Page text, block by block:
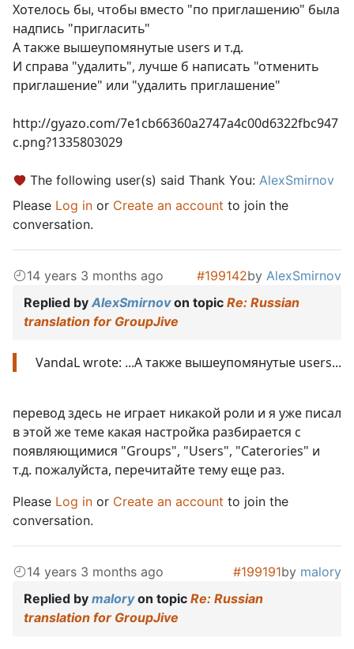
Хотелось бы, чтобы вместо "по приглашению" была
надпись "пригласить"
А также вышеупомянутые users и т.д.
И справа "удалить", лучше б написать "отменить
приглашение" или "удалить приглашение"
http://gyazo.com/7e1cb66360a2747a4c00d6322fbc947
c.png?1335803029
The following user(s) said Thank You: AlexSmirnov
Please Log in or Create an account to join the
conversation.
14 years 3 months ago #199142by AlexSmirnov
Replied by AlexSmirnovon topic Re: Russian
translation for GroupJive
VandaL wrote: ...А также вышеупомянутые users...
перевод здесь не играет никакой роли и я уже писал
в этой же теме какая настройка разбирается с
появляющимися "Groups", "Users", "Caterories" и
т.д. пожалуйста, перечитайте тему еще раз.
Please Log in or Create an account to join the
conversation.
14 years 3 months ago #199191by malory
Replied by maloryon topic Re: Russian
translation for GroupJive